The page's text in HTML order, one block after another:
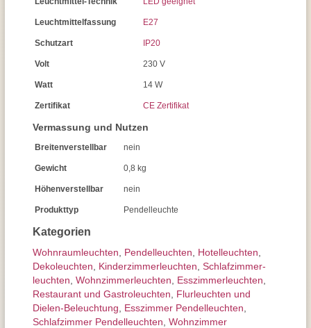
Kategorien
Wohnraum­leuchten Pendel­leuchten Hotelleuchten
Dekoleuchten
Kinderzimmer­leuchten Schlafzimmer­
leuchten Wohnzimmer­leuchten Esszimmer­­leuchten
Restaurant und Gastroleuchten
Flurleuchten und
Dielen-Beleuchtung
Esszimmer Pendelleuchten
Schlafzimmer Pendelleuchten Wohnzimmer
Leuchtmittelfassung E27
Schutzart IP20
Volt 230 V
Watt 14 W
Zertifikat CE Zertifikat
Vermassung und Nutzen
Breitenverstellbar nein
Gewicht 0,8 kg
Höhenverstellbar nein
Produkttyp Pendelleuchte